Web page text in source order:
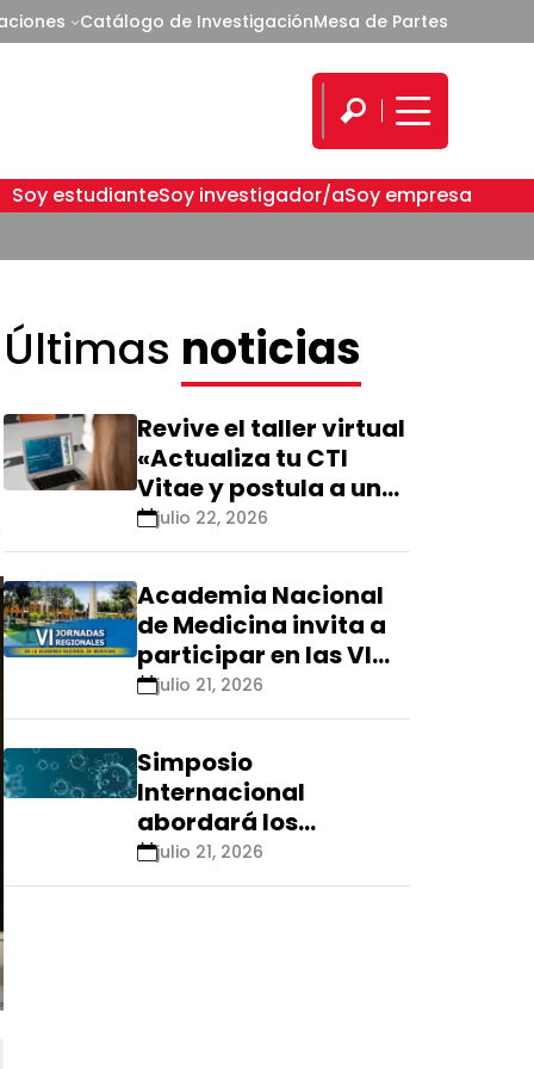
Catálogo de InvestigaciónMesa de Partes
Soy estudianteSoy investigador/aSoy empresa
Últimas noticias
Revive el taller virtual
«Actualiza tu CTI
Vitae y postula a una
nueva calificación
Renacyt»
julio 22, 2026
Academia Nacional
de Medicina invita a
participar en las VI
Jornadas Regionales
que se realizarán en
Ica
julio 21, 2026
Simposio
Internacional
abordará los
aspectos éticos de
las tecnologías
julio 21, 2026